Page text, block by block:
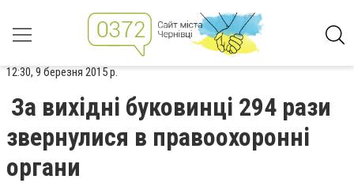
12:30, 9 березня 2015 р.
За вихідні буковинці 294 рази
звернулися в правоохоронні
органи